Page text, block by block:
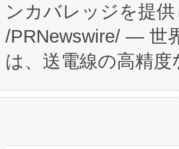
Fully-Connected
プログラムには、
に関する技術移転
構造化トレーニン
上げおよび商用化
設備整備および立
ーエネルギー貯蔵
た。 Voltaiq独自の
定、統合、導入、
安全性を追跡し、
増加しているデー
る電力網に大きな
ンカバレッジを提
/PRNewswire/ — 世
は、送電線の高精
や穀物倉庫におけ
リューション「
したAvia 2は、